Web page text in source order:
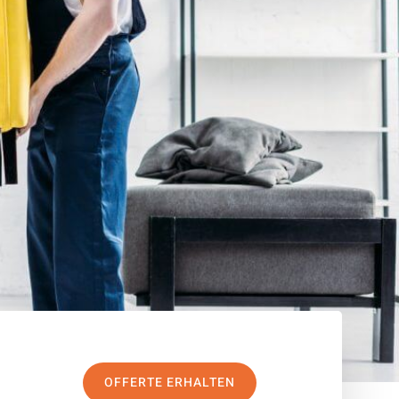
OFFERTE ERHALTEN